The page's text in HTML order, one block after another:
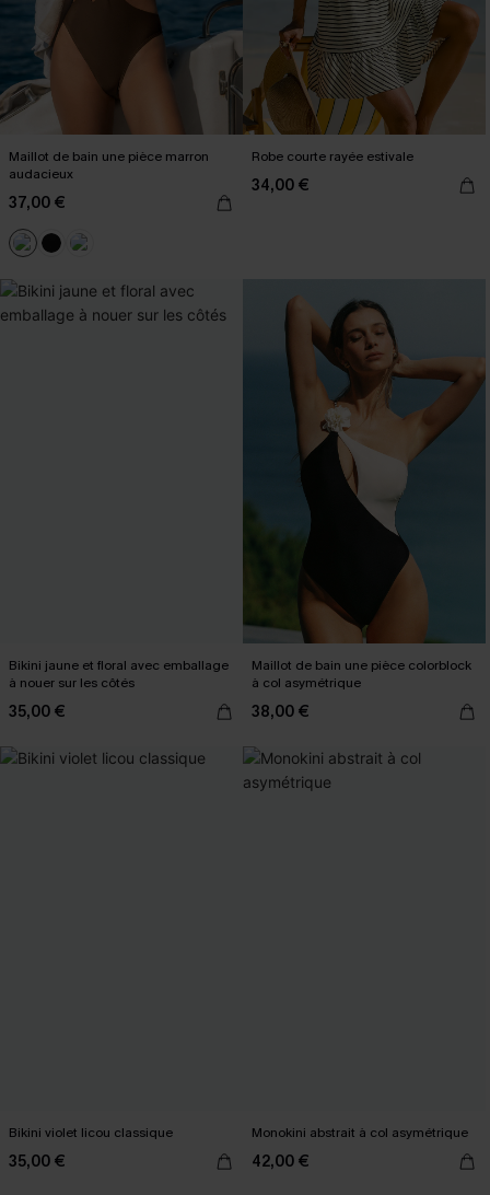
Maillot de bain une pièce marron
audacieux
37,00 €
Robe courte rayée estivale
34,00 €
Bikini jaune et floral avec emballage
à nouer sur les côtés
35,00 €
Maillot de bain une pièce colorblock
à col asymétrique
38,00 €
Bikini violet licou classique
35,00 €
Monokini abstrait à col asymétrique
42,00 €